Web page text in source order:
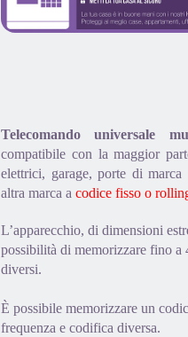
Telecomando universale
compatibile con la maggior
elettrici, garage, porte di
altra marca a codice fisso o
L’apparecchio, di dimensioni
possibilità di memorizzare fino
diversi.
È possibile memorizzare un
frequenza e codifica diversa.